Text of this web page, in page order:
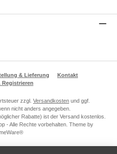
& Lieferung
Kontakt
Registrieren
zzgl. Versandkosten und ggf.
nicht anders angegeben.
Rabatte) ist der Versand kostenlos.
- Alle Rechte vorbehalten. Theme by